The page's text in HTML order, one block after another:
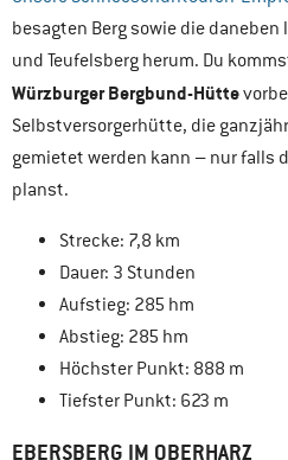
besagten Berg sowie die
und Teufelsberg herum. Du
Würzburger Bergbund-Hütte
Selbstversorgerhütte, die
gemietet werden kann – nur falls
planst.
Strecke: 7,8 km
Dauer: 3 Stunden
Aufstieg: 285 hm
Abstieg: 285 hm
Höchster Punkt: 888 m
Tiefster Punkt: 623 m
EBERSBERG IM OBERHARZ